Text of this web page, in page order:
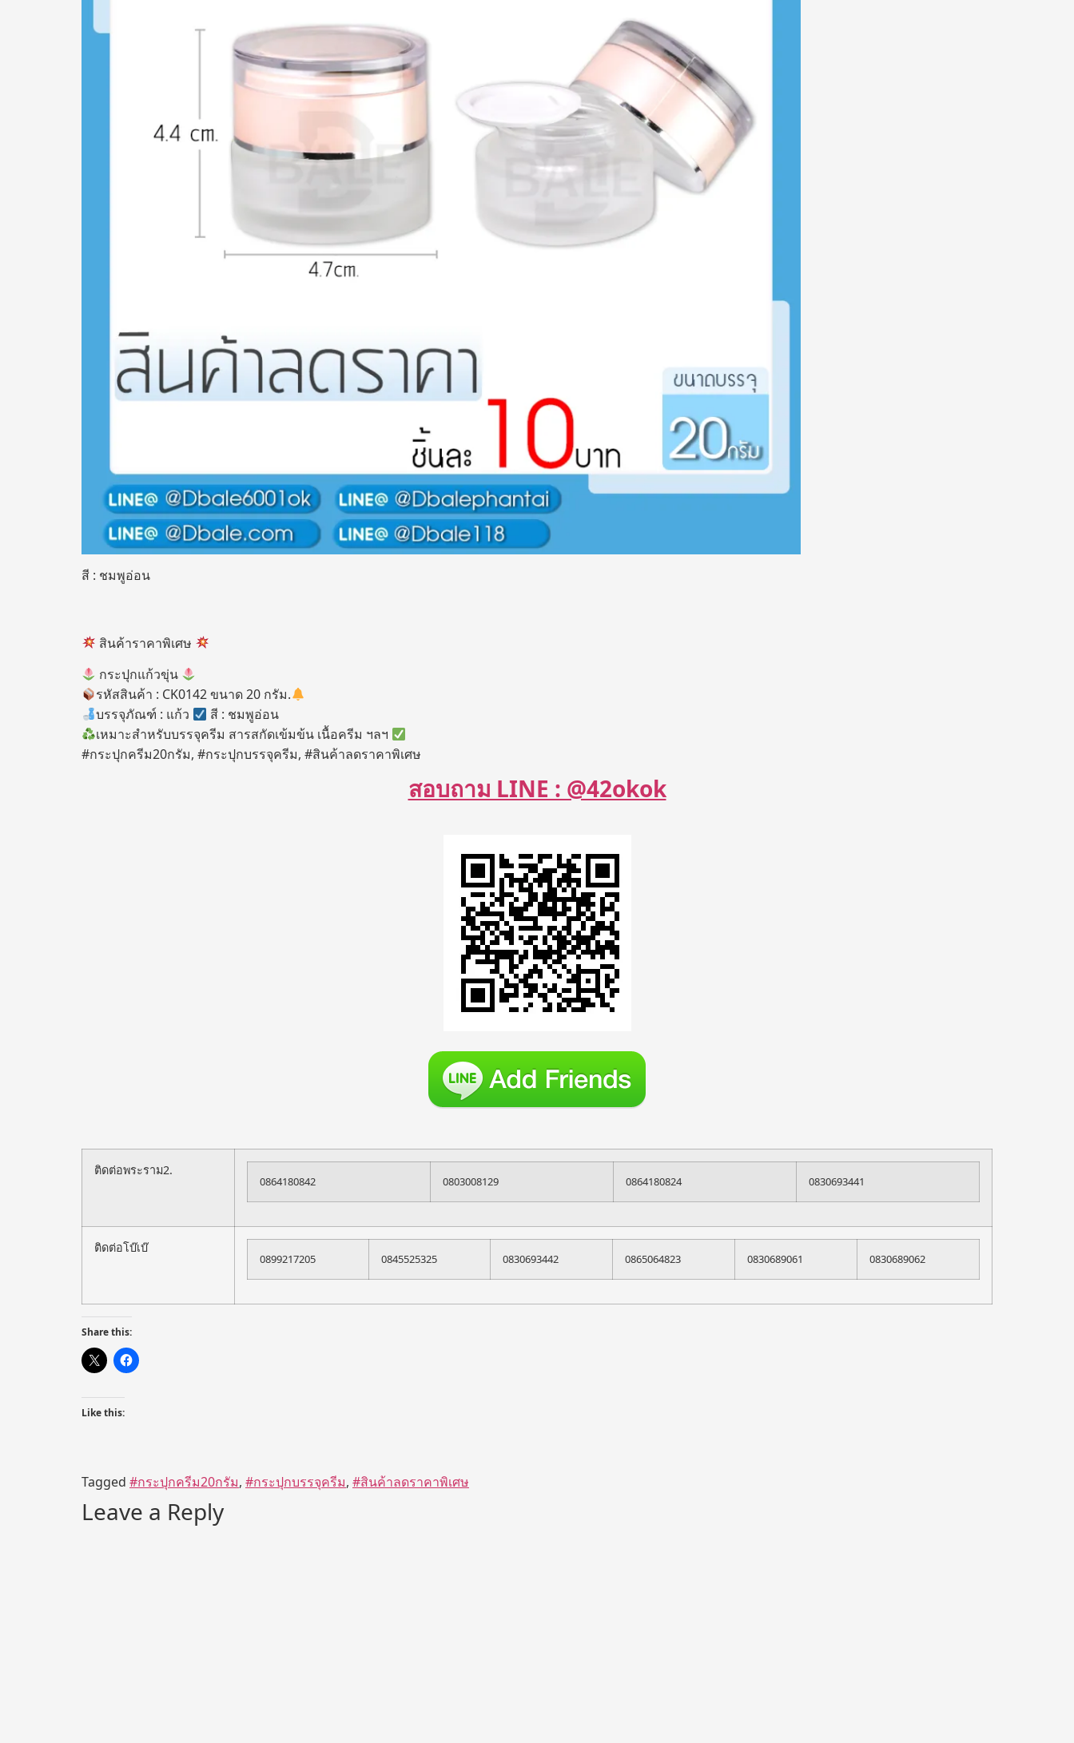
สี : ชมพูอ่อน
สินค้าราคาพิเศษ
กระปุกแก้วขุ่น
รหัสสินค้า : CK0142 ขนาด 20 กรัม.
บรรจุภัณฑ์ : แก้ว
สี : ชมพูอ่อน
เหมาะสำหรับบรรจุครีม สารสกัดเข้มข้น เนื้อครีม ฯลฯ
#กระปุกครีม20กรัม, #กระปุกบรรจุครีม, #สินค้าลดราคาพิเศษ
สอบถาม LINE : @42okok
ติดต่อพระราม2.
0864180842 0803008129 0864180824 0830693441
ติดต่อโบ๊เบ๊
0899217205 0845525325 0830693442 0865064823 0830689061 0830689062
Share this:
Like this:
Tagged #กระปุกครีม20กรัม, #กระปุกบรรจุครีม, #สินค้าลดราคาพิเศษ
Leave a Reply